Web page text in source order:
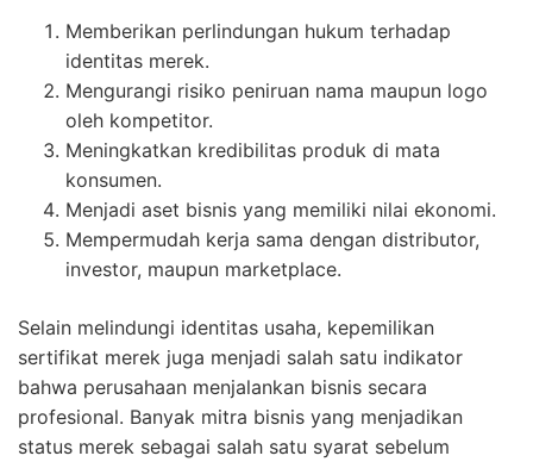
Memberikan perlindungan hukum terhadap
identitas merek.
Mengurangi risiko peniruan nama maupun logo
oleh kompetitor.
Meningkatkan kredibilitas produk di mata
konsumen.
Menjadi aset bisnis yang memiliki nilai ekonomi.
Mempermudah kerja sama dengan distributor,
investor, maupun marketplace.
Selain melindungi identitas usaha, kepemilikan
sertifikat merek juga menjadi salah satu indikator
bahwa perusahaan menjalankan bisnis secara
profesional. Banyak mitra bisnis yang menjadikan
status merek sebagai salah satu syarat sebelum